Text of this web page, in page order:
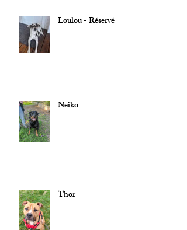
Loulou - Réservé
Neiko
Thor